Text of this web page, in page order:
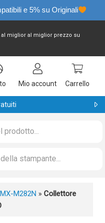
e 5% su Originali
al miglior al miglior prezzo su
Mio account Carrello
mesi
MX-M282N » Collettore